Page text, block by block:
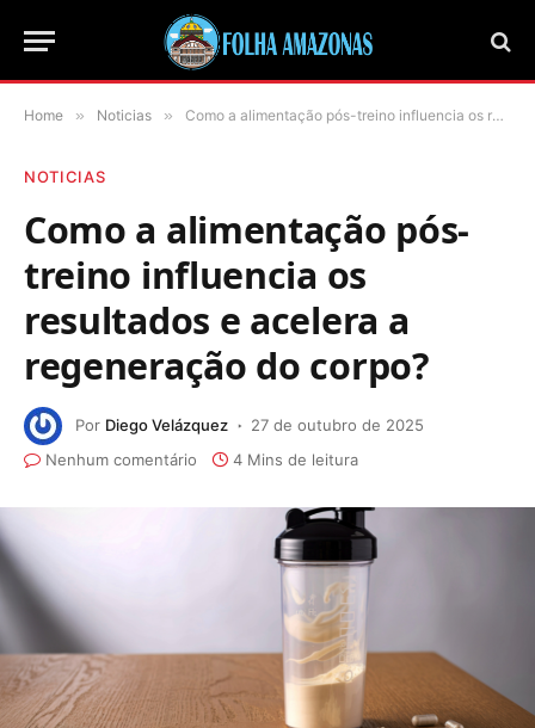
Home » Noticias » Como a alimentação pós-treino influencia os resultados e acelera a regeneração do corpo?
NOTICIAS
Como a alimentação pós-
treino influencia os
resultados e acelera a
regeneração do corpo?
Por Diego Velázquez
27 de outubro de 2025
Nenhum comentário
4 Mins de leitura